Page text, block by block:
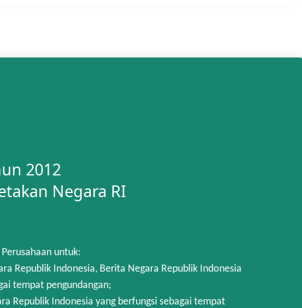
2012
Negara RI
untuk:
Republik Indonesia, Berita Negara Republik Indonesia
tempat pengundangan;
Republik Indonesia yang berfungsi sebagai tempat